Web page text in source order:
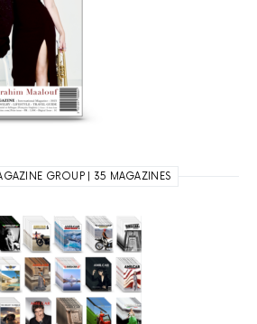
GROUP | 35 MAGAZINES